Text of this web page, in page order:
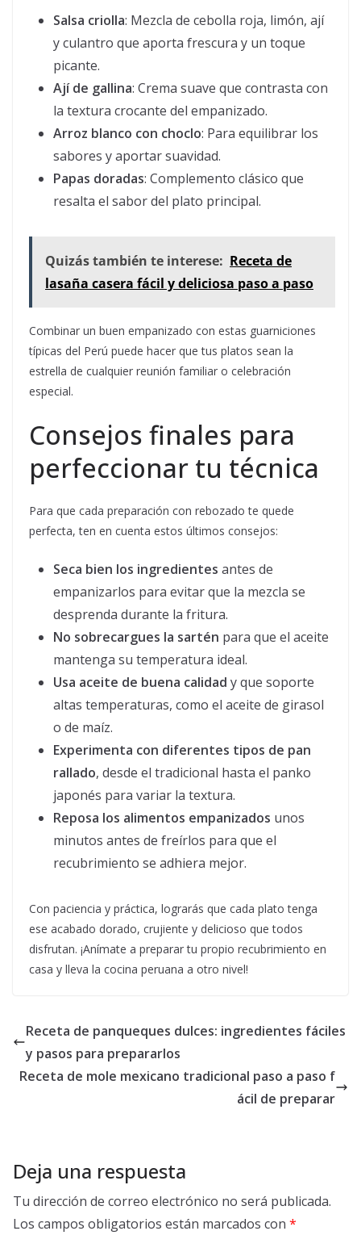
Salsa criolla: Mezcla de cebolla roja, limón, ají
y culantro que aporta frescura y un toque
picante.
Ají de gallina: Crema suave que contrasta con
la textura crocante del empanizado.
Arroz blanco con choclo: Para equilibrar los
sabores y aportar suavidad.
Papas doradas: Complemento clásico que
resalta el sabor del plato principal.
Quizás también te interese: Receta de
lasaña casera fácil y deliciosa paso a paso
Combinar un buen empanizado con estas guarniciones
típicas del Perú puede hacer que tus platos sean la
estrella de cualquier reunión familiar o celebración
especial.
Consejos finales para
perfeccionar tu técnica
Para que cada preparación con rebozado te quede
perfecta, ten en cuenta estos últimos consejos:
Seca bien los ingredientes antes de
empanizarlos para evitar que la mezcla se
desprenda durante la fritura.
No sobrecargues la sartén para que el aceite
mantenga su temperatura ideal.
Usa aceite de buena calidad y que soporte
altas temperaturas, como el aceite de girasol
o de maíz.
Experimenta con diferentes tipos de pan
rallado, desde el tradicional hasta el panko
japonés para variar la textura.
Reposa los alimentos empanizados unos
minutos antes de freírlos para que el
recubrimiento se adhiera mejor.
Con paciencia y práctica, lograrás que cada plato tenga
ese acabado dorado, crujiente y delicioso que todos
disfrutan. ¡Anímate a preparar tu propio recubrimiento en
casa y lleva la cocina peruana a otro nivel!
Receta de panqueques dulces: ingredientes fáciles
y pasos para prepararlos
Receta de mole mexicano tradicional paso a paso f
ácil de preparar
Deja una respuesta
Tu dirección de correo electrónico no será publicada.
Los campos obligatorios están marcados con *